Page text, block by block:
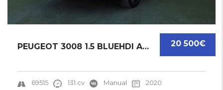
20 500€
PEUGEOT 3008 1.5 BLUEHDI ACTIVE | 2020
69515 131 cv Manual 2020